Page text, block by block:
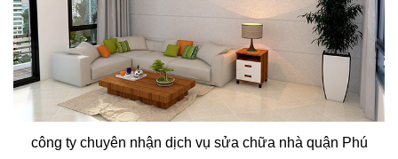
công ty chuyên nhận dịch vụ sửa chữa nhà quận Phú